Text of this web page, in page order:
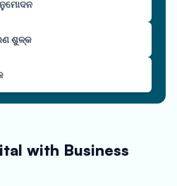
ଶୁଳ୍କ
with Business